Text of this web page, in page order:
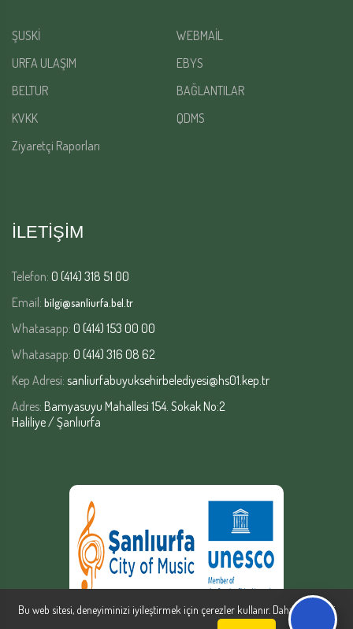
ŞUSKİ
WEBMAİL
URFA ULAŞIM
EBYS
BELTUR
BAĞLANTILAR
KVKK
QDMS
Ziyaretçi Raporları
İLETİŞİM
Telefon: 0 (414) 318 51 00
Email: bilgi@sanliurfa.bel.tr
Whatasapp: 0 (414) 153 00 00
Whatasapp: 0 (414) 316 08 62
Kep Adresi: sanliurfabuyuksehirbelediyesi@hs01.kep.tr
Adres: Bamyasuyu Mahallesi 154. Sokak No:2
Haliliye / Şanlıurfa
Bu web sitesi, deneyiminizi iyileştirmek için çerezler kullanır. Daha fazla bilgi